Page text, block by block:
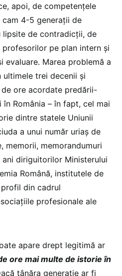
apoi, de competențele
4-5 generații de
lipsite de contradicții, de
pe plan intern și
evaluare. Marea problemă a
ultimele trei decenii și
ore acordate predării-
România – în fapt, cel mai
dintre statele Uniunii
a unui număr uriaș de
memorii, memorandumuri
diriguitorilor Ministerului
Română, institutele de
din cadrul
profesionale ale
apare drept legitimă ar
ore mai multe de istorie în
tânăra generație ar fi